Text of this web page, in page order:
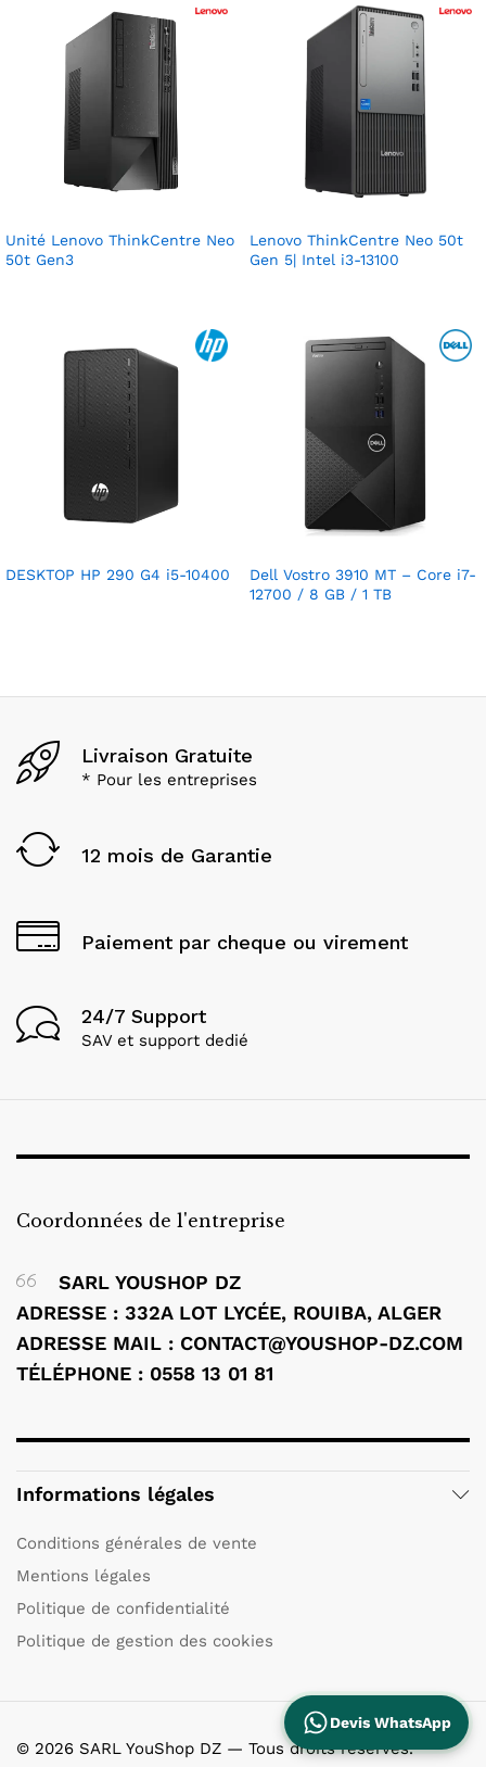
Unité Lenovo ThinkCentre Neo
50t Gen3
Lenovo ThinkCentre Neo 50t
Gen 5| Intel i3-13100
DESKTOP HP 290 G4 i5-10400
Dell Vostro 3910 MT – Core i7-
12700 / 8 GB / 1 TB
Livraison Gratuite
* Pour les entreprises
12 mois de Garantie
Paiement par cheque ou virement
24/7 Support
SAV et support dedié
Coordonnées de l'entreprise
SARL YOUSHOP DZ
ADRESSE : 332A LOT LYCÉE, ROUIBA, ALGER
ADRESSE MAIL : CONTACT@YOUSHOP-DZ.COM
TÉLÉPHONE : 0558 13 01 81
Informations légales
Conditions générales de vente
Mentions légales
Politique de confidentialité
Politique de gestion des cookies
© 2026 SARL YouShop DZ — Tous droits réservés.
Devis WhatsApp